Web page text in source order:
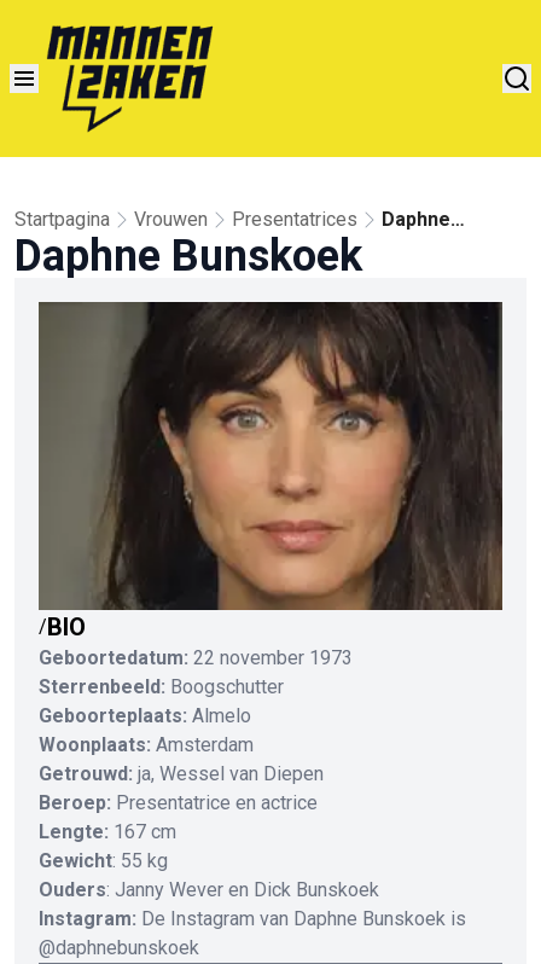
Startpagina Vrouwen Presentatrices
Daphne
Daphne Bunskoek
/BIO
Geboortedatum: 22 november 1973
Sterrenbeeld: Boogschutter
Geboorteplaats: Almelo
Woonplaats: Amsterdam
Getrouwd: ja, Wessel van Diepen
Beroep: Presentatrice en actrice
Lengte: 167 cm
Gewicht: 55 kg
Ouders: Janny Wever en Dick Bunskoek
Instagram: De Instagram van Daphne Bunskoek is
@daphnebunskoek